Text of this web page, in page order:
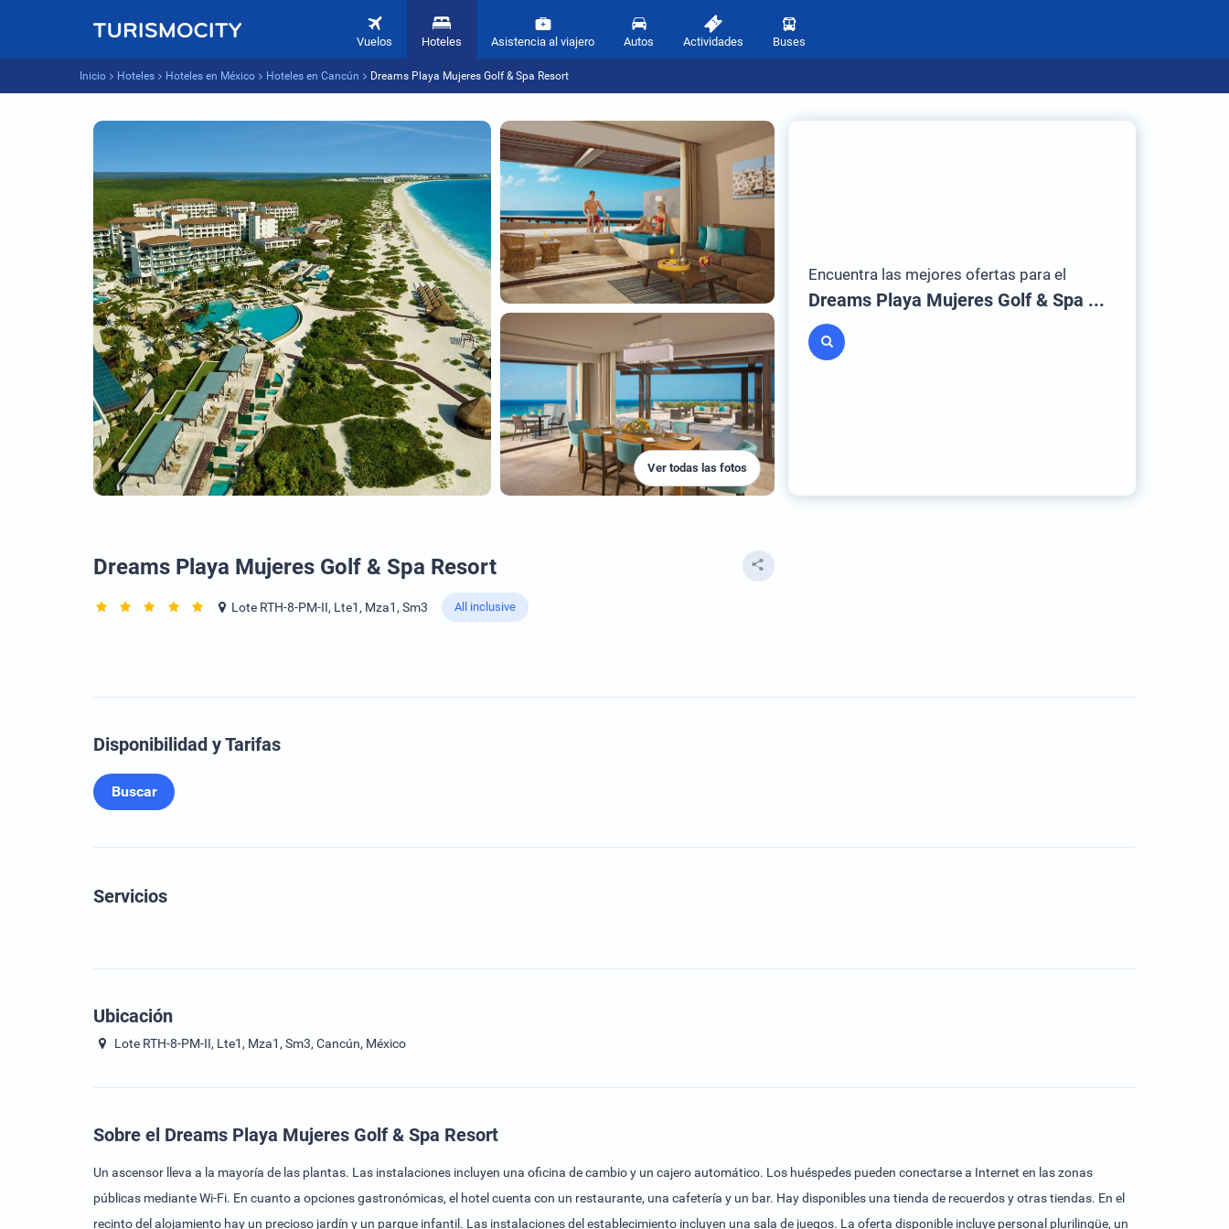
Vuelos Hoteles Asistencia al viajero Autos Actividades Buses
Inicio Hoteles Hoteles en México Hoteles en Cancún Dreams Playa Mujeres Golf & Spa Resort
Ver todas las fotos
Encuentra las mejores ofertas para el
Dreams Playa Mujeres Golf & Spa Resort
Dreams Playa Mujeres Golf & Spa Resort
Lote RTH-8-PM-II, Lte1, Mza1, Sm3 All inclusive
Disponibilidad y Tarifas
Buscar
Servicios
Ubicación
Lote RTH-8-PM-II, Lte1, Mza1, Sm3, Cancún, México
Sobre el Dreams Playa Mujeres Golf & Spa Resort
Un ascensor lleva a la mayoría de las plantas. Las instalaciones incluyen una oficina de cambio y un cajero automático. Los huéspedes pueden conectarse a Internet en las zonas
públicas mediante Wi-Fi. En cuanto a opciones gastronómicas, el hotel cuenta con un restaurante, una cafetería y un bar. Hay disponibles una tienda de recuerdos y otras tiendas. En el
recinto del alojamiento hay un precioso jardín y un parque infantil. Las instalaciones del establecimiento incluyen una sala de juegos. La oferta disponible incluye personal plurilingüe, un